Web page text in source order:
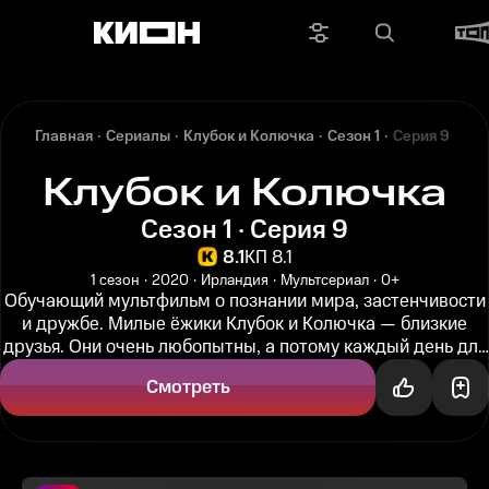
Главная Сериалы Клубок и Колючка Сезон 1 Серия 9
Клубок и Колючка
Сезон 1 · Серия 9
8.1КП 8.1
1 сезон 2020 Ирландия Мультсериал 0+
Обучающий мультфильм о познании мира, застенчивости
и дружбе. Милые ёжики Клубок и Колючка — близкие
друзья. Они очень любопытны, а потому каждый день для
Смотреть